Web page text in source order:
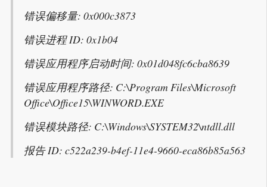
错误偏移量: 0x000c3873
错误进程 ID: 0x1b04
错误应用程序启动时间: 0x01d048fc6cba8639
错误应用程序路径: C:\Program Files\Microsoft
Office\Office15\WINWORD.EXE
错误模块路径: C:\Windows\SYSTEM32\ntdll.dll
报告 ID: c522a239-b4ef-11e4-9660-eca86b85a563